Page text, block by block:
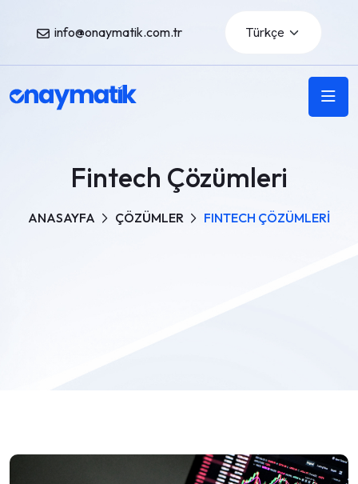
info@onaymatik.com.tr
Fintech Çözümleri
ANASAYFA ÇÖZÜMLER FINTECH ÇÖZÜMLERİ